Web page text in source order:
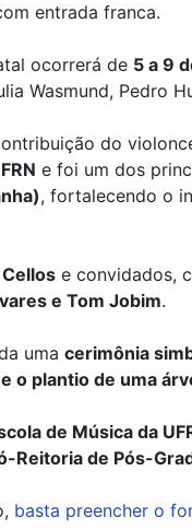
entrada franca.
ocorrerá de 5 a 9
Wasmund, Pedro
do
e foi um dos
, fortalecendo o
Cellos e convidados,
e Tom Jobim.
uma cerimônia
o plantio de uma
de Música da
Reitoria de Pós-
basta preencher o